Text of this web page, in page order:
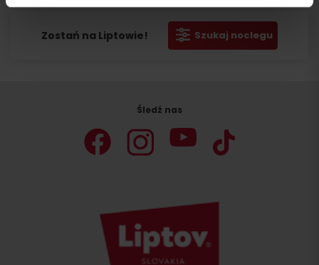
Zostań na Liptowie! Szukaj noclegu
Wyjazd
Śledź nas